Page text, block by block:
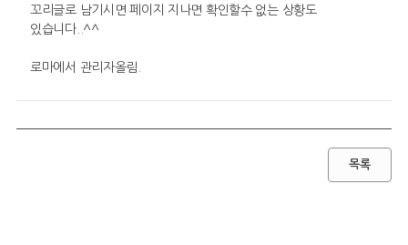
꼬리글로 남기시면 페이지 지나면 확인할수 없는 상황도
있습니다..^^
로마에서 관리자올림.
목록